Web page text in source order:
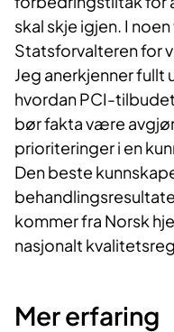
skal skje igjen. I
Statsforvalteren for
Jeg anerkjenner fullt
hvordan PCI-
bør fakta være
prioriteringer i en
Den beste
kommer fra Norsk
nasjonalt
Mer erfaring